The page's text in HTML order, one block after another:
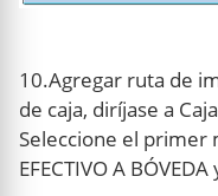
10.Agregar ruta de
de caja, diríjase a
Seleccione el primer
EFECTIVO A